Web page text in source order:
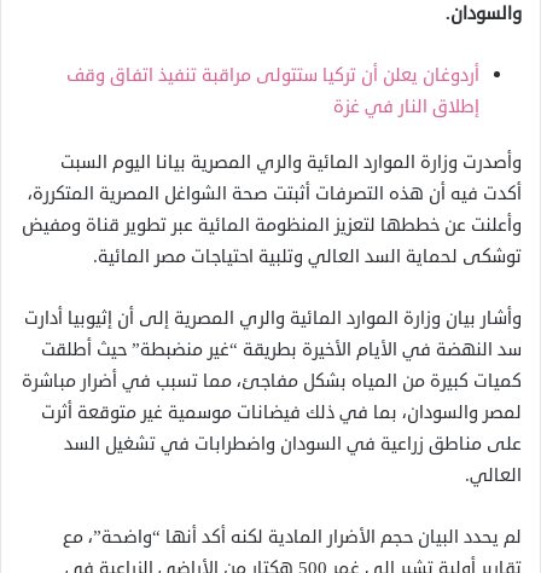
والسودان.
أردوغان يعلن أن تركيا ستتولى مراقبة تنفيذ اتفاق وقف
إطلاق النار في غزة
وأصدرت وزارة الموارد المائية والري المصرية بيانا اليوم السبت
أكدت فيه أن هذه التصرفات أثبتت صحة الشواغل المصرية المتكررة،
وأعلنت عن خططها لتعزيز المنظومة المائية عبر تطوير قناة ومفيض
توشكى لحماية السد العالي وتلبية احتياجات مصر المائية.
وأشار بيان وزارة الموارد المائية والري المصرية إلى أن إثيوبيا أدارت
سد النهضة في الأيام الأخيرة بطريقة “غير منضبطة” حيث أطلقت
كميات كبيرة من المياه بشكل مفاجئ، مما تسبب في أضرار مباشرة
لمصر والسودان، بما في ذلك فيضانات موسمية غير متوقعة أثرت
على مناطق زراعية في السودان واضطرابات في تشغيل السد
العالي.
لم يحدد البيان حجم الأضرار المادية لكنه أكد أنها “واضحة”، مع